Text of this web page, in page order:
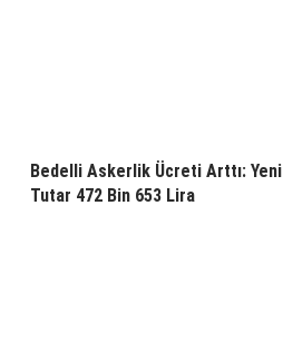
Bedelli Askerlik Ücreti Arttı: Yeni
Tutar 472 Bin 653 Lira